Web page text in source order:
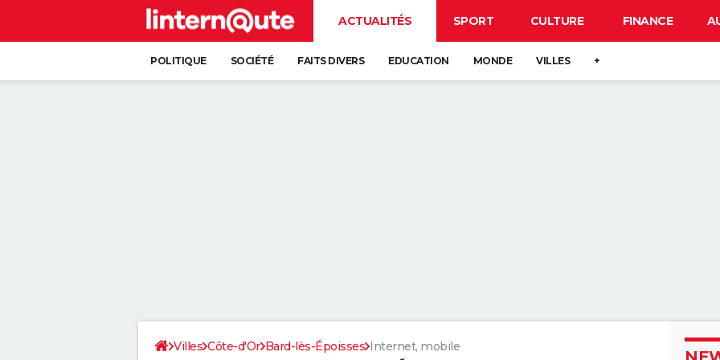
ACTUALITÉS SPORT CULTURE FINANCE
POLITIQUE SOCIÉTÉ FAITS DIVERS EDUCATION MONDE VILLES +
Villes Côte-d'Or Bard-lès-Époisses Internet, mobile